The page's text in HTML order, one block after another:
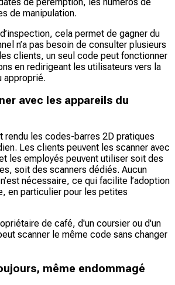
de manipulation.
cela permet de gagner du
n’a pas besoin de consulter plusieurs
clients, un seul code peut fonctionner
en redirigeant les utilisateurs vers la
approprié.
avec les appareils du
rendu les codes-barres 2D pratiques
Les clients peuvent les scanner avec
les employés peuvent utiliser soit des
soit des scanners dédiés. Aucun
nécessaire, ce qui facilite l’adoption
en particulier pour les petites
de café, d'un coursier ou d'un
scanner le même code sans changer
même endommagé